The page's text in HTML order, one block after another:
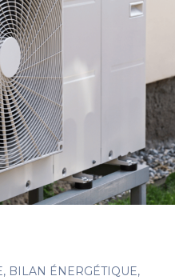
, BILAN ÉNERGÉTIQUE,